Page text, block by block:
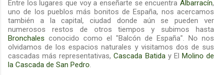
Entre los lugares que voy a enseñarte se encuentra Albarracín,
uno de los pueblos más bonitos de España, nos acercamos
también a la capital, ciudad donde aún se pueden ver
numerosos restos de otros tiempos y subimos hasta
Bronchales conocido como el "Balcón de España". No nos
olvidamos de los espacios naturales y visitamos dos de sus
cascadas más representativas,Cascada Batiday El Molino de
la Cascada de San Pedro.